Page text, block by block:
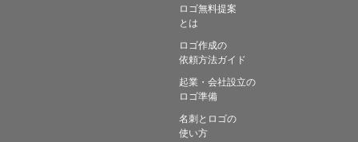
ロゴ無料提案
とは
ロゴ作成の
依頼方法ガイド
起業・会社設立の
ロゴ準備
名刺とロゴの
使い方